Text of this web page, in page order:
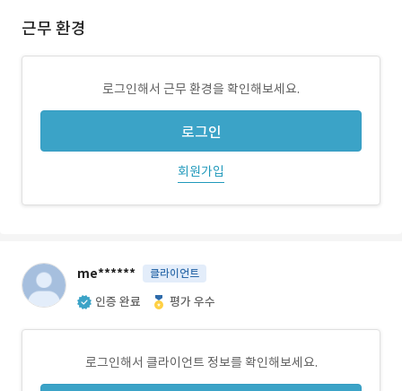
근무 환경
로그인해서 근무 환경을 확인해보세요.
로그인
회원가입
me****** 클라이언트
인증 완료 평가 우수
로그인해서 클라이언트 정보를 확인해보세요.